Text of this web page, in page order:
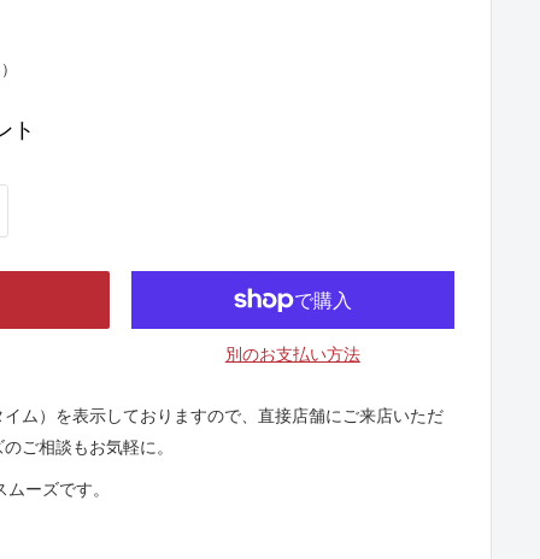
ト
別のお支払い方法
ム）を表示しておりますので、直接店舗にご来店いただ
ご相談もお気軽に。
ーズです。